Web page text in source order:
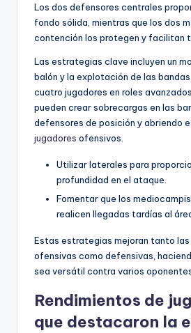
Los dos defensores centrales
fondo sólida, mientras que los dos
contención los protegen y facilitan
Las estrategias clave incluyen un
balón y la explotación de las
cuatro jugadores en roles
pueden crear sobrecargas en las
defensores de posición y abriendo
jugadores ofensivos.
Utilizar laterales para
profundidad en el ataque.
Fomentar que los
realicen llegadas tardías al
Estas estrategias mejoran tanto
ofensivas como defensivas,
sea versátil contra varios
Rendimientos de
que destacaron la